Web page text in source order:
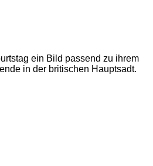
ein Bild passend zu ihrem
in der britischen Hauptsadt.